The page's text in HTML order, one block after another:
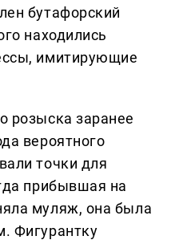
бутафорский
находились
имитирующие
розыска заранее
вероятного
точки для
прибывшая на
муляж, она была
Фигурантку